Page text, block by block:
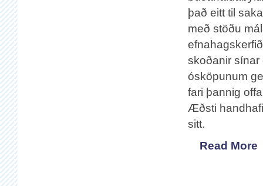
það eitt til
með stöðu
skoðanir sínar
ósköpunum
fari þannig
Æðsti
sitt.
Read More